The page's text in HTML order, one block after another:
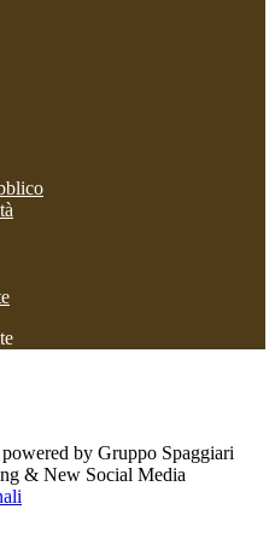
by Gruppo Spaggiari
& New Social Media